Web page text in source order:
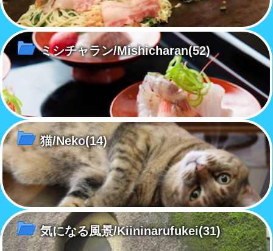
ミシチャラン/Mishicharan(52)
猫/Neko(14)
気になる風景/Kiininarufukei(31)